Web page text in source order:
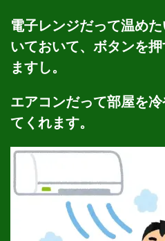
電子レンジだって温め
いておいて、ボタンを
ますし。
エアコンだって部屋を
てくれます。